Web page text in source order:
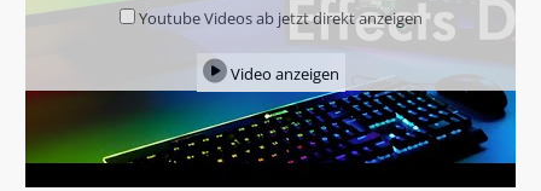
Youtube Videos ab jetzt direkt anzeigen
Video anzeigen